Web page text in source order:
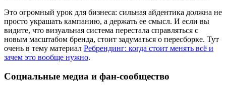
Это огромный урок для бизнеса: сильная айдентика должна не
просто украшать кампанию, а держать ее смысл. И если вы
видите, что визуальная система перестала справляться с
новым масштабом бренда, стоит задуматься о пересборке. Тут
очень в тему материал Ребрендинг: когда стоит менять всё и
зачем это вообще нужно.
Социальные медиа и фан-сообщество